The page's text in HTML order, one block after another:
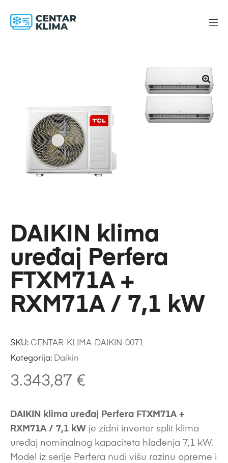
DAIKIN klima
uređaj Perfera
FTXM71A +
RXM71A / 7,1 kW
3.343,87 €
DAIKIN klima uređaj Perfera FTXM71A +
RXM71A / 7,1 kW je zidni inverter split klima
uređaj nominalnog kapaciteta hlađenja 7,1 kW.
Model iz serije Perfera nudi višu razinu opreme i
SKU: CENTAR-KLIMA-DAIKIN-0071
Kategorija: Daikin